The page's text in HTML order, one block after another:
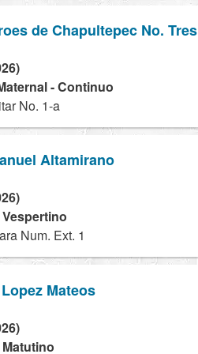
de Chapultepec No. Tres
- Continuo
No. 1-a
Altamirano
Num. Ext. 1
Mateos